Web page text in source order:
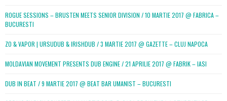
ROGUE SESSIONS – BRUSTEN MEETS SENIOR DIVISION / 10 MARTIE 2017 @ FABRICA –
BUCURESTI
ZO & VAPOR | URSUDUB & IRISHDUB / 3 MARTIE 2017 @ GAZETTE – CLUJ NAPOCA
MOLDAVIAN MOVEMENT PRESENTS DUB ENGINE / 21 APRILIE 2017 @ FABRIK – IASI
DUB IN BEAT / 9 MARTIE 2017 @ BEAT BAR UMANIST – BUCURESTI